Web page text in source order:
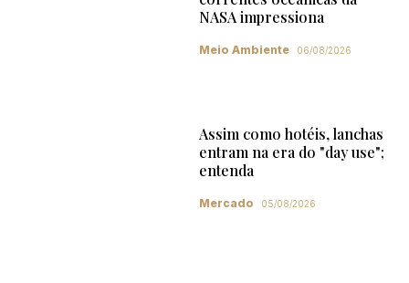
NASA impressiona
Meio Ambiente 06/08/2026
Assim como hotéis, lanchas
entram na era do "day use";
entenda
Mercado 05/08/2026